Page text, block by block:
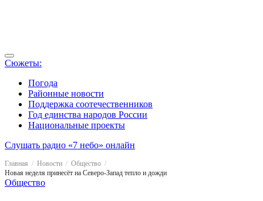
Сюжеты:
Погода
Районные новости
Поддержка соотечественников
Год единства народов России
Национальные проекты
Слушать радио «7 небо» онлайн
Главная Новости
Общество
Новая неделя принесёт на Северо-Запад тепло и дожди
Общество